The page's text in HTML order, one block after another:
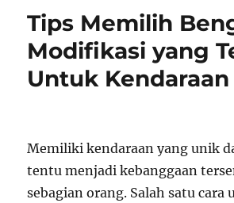
Tips Memilih
Modifikasi yang
Untuk
Memiliki kendaraan yang unik
tentu menjadi kebanggaan
sebagian orang. Salah satu cara